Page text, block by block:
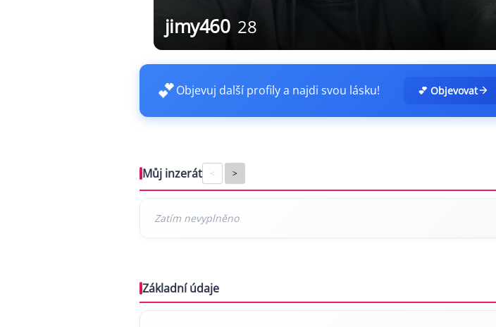
jimy460 28
💕Objevuj další profily a najdi svou lásku! 💕 Objevovat
Můj inzerát < >
Základní údaje